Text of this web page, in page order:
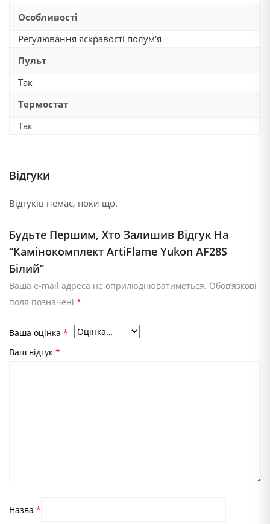
Особливості
Регулювання яскравості полум'я
Пульт
Так
Термостат
Так
Відгуки
Відгуків немає, поки що.
Будьте Першим, Хто Залишив Відгук На
“Камінокомплект ArtiFlame Yukon AF28S
Білий”
Ваша e-mail адреса не оприлюднюватиметься. Обов’язкові
поля позначені *
Ваша оцінка *
Ваш відгук *
Назва *